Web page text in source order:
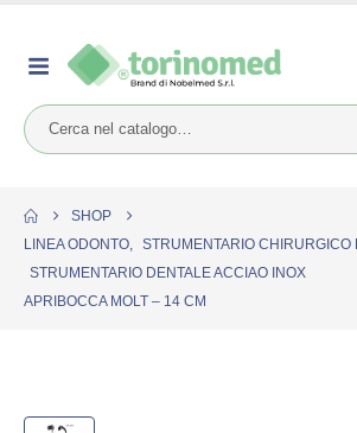
SHOP
LINEA ODONTO, STRUMENTARIO CHIRURGICO
STRUMENTARIO DENTALE ACCIAO INOX
APRIBOCCA MOLT – 14 CM